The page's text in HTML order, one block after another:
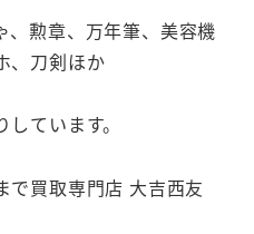
、勲章、万年筆、美容機
、刀剣ほか
ています。
で買取専門店 大吉西友